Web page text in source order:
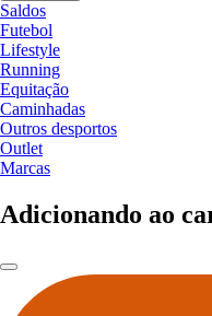
Saldos
Futebol
Lifestyle
Running
Equitação
Caminhadas
Outros desportos
Outlet
Marcas
Adicionando ao